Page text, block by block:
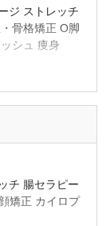
ジ ストレッチ
骨格矯正 O脚
シュ 痩身
とんどです。
うにするメニ
わせて施術を
ジュ、ダイエ
ューも提供し
をトータルケ
チ 腸セラピー
矯正 カイロプ